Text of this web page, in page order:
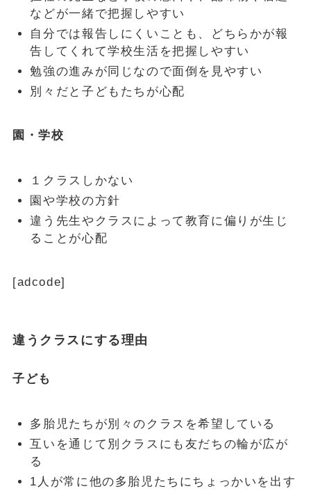
などが一緒で把握しやすい
自分では報告しにくいことも、どちらかが報
告してくれて学校生活を把握しやすい
勉強の進みが同じなので面倒を見やすい
別々だと子どもたちが心配
園・学校
１クラスしかない
園や学校の方針
違う先生やクラスによって教育に偏りが生じ
ることが心配
[adcode]
違うクラスにする理由
子ども
多胎児たちが別々のクラスを希望している
互いを通じて別クラスにも友だちの輪が広が
る
1人が常に他の多胎児たちにちょっかいを出す